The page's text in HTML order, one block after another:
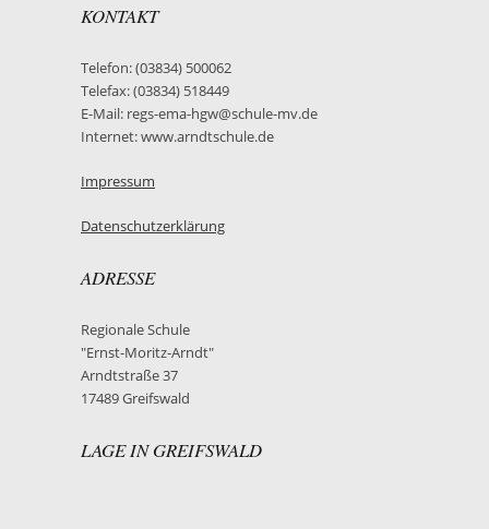
KONTAKT
Telefon: (03834) 500062
Telefax: (03834) 518449
E-Mail: regs-ema-hgw@schule-mv.de
Internet: www.arndtschule.de
Impressum
Datenschutzerklärung
ADRESSE
Regionale Schule
"Ernst-Moritz-Arndt"
Arndtstraße 37
17489 Greifswald
LAGE IN GREIFSWALD